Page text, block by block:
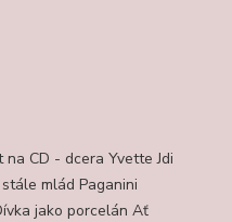
CD - dcera Yvette Jdi
mlád Paganini
jako porcelán Ať